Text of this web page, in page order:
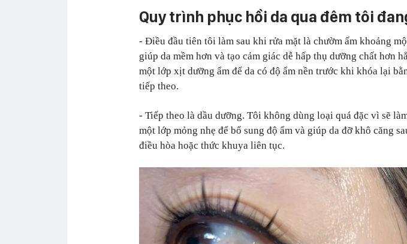
Quy trình phục hồi da qua đêm tôi
- Điều đầu tiên tôi làm sau khi rửa mặt là chườm ấm khoảng
giúp da mềm hơn và tạo cảm giác dễ hấp thụ dưỡng chất hơn
một lớp xịt dưỡng ẩm để da có độ ẩm nền trước khi khóa lại
tiếp theo.
- Tiếp theo là dầu dưỡng. Tôi không dùng loại quá đặc vì sẽ
một lớp mỏng nhẹ để bổ sung độ ẩm và giúp da đỡ khô căng
điều hòa hoặc thức khuya liên tục.